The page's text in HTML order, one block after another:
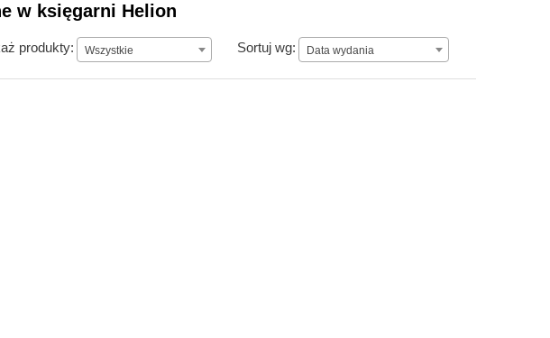
w księgarni Helion
produkty: Wszystkie Sortuj wg: Data wydania
Data wydania